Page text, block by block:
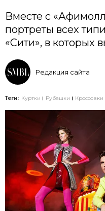
Вместе с
портреты всех
«Сити», в которых
Редакция сайта
Теги: Куртки Рубашки Кроссовки